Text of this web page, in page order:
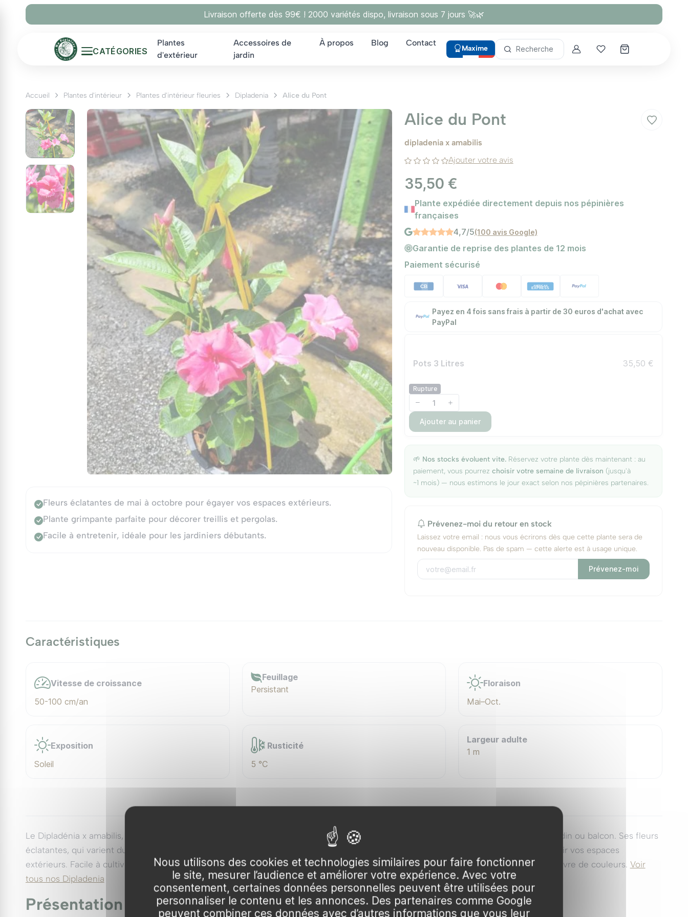
Livraison offerte dès 99€ ! 2000 variétés dispo, livraison sous 7 jours 🚀🌿
CATÉGORIES
Plantes
d'extérieur
Accessoires de
jardin
À propos Blog Contact
Maxime Recherche AccountMes coups de cœur
Accueil Plantes d'intérieur Plantes d'intérieur fleuries Dipladenia Alice du Pont
Fleurs éclatantes de mai à octobre pour égayer vos espaces extérieurs.
Plante grimpante parfaite pour décorer treillis et pergolas.
Facile à entretenir, idéale pour les jardiniers débutants.
Alice du Pont
dipladenia x amabilis
Ajouter votre avis
35,50 €
Plante expédiée directement depuis nos pépinières
françaises
4,7/5(100 avis Google)
Garantie de reprise des plantes de 12 mois
Paiement sécurisé
Payez en 4 fois sans frais à partir de 30 euros d'achat avec
PayPal
Pots 3 Litres 35,50 €
Rupture
Ajouter au panier
🌱 Nos stocks évoluent vite.Réservez votre plante dès maintenant : au
paiement, vous pourrez choisir votre semaine de livraison (jusqu'à
~1 mois) — nous estimons le jour exact selon nos pépinières partenaires.
Prévenez-moi du retour en stock
Laissez votre email : nous vous écrirons dès que cette plante sera de
nouveau disponible. Pas de spam — cette alerte est à usage unique.
Prévenez-moi
Caractéristiques
Vitesse de croissance
50-100 cm/an
Feuillage
Persistant
Floraison
Mai–Oct.
Exposition
Soleil
Rusticité
5 °C
Largeur adulte
1 m
Le Dipladénia x amabilis, aussi appelé Alice du Pont, est une plante grimpante tropicale qui apporte une touche d'exotisme à votre jardin ou balcon. Ses fleurs
éclatantes, qui varient du blanc pur au rouge intense, et son feuillage dense et brillant font de cette plante un choix idéal pour embellir vos espaces
extérieurs. Facile à cultiver, elle offre une floraison abondante de mai à octobre, transformant votre environnement en un véritable havre de couleurs. Voir
tous nos Dipladenia
Présentation
Panneau de gestion des cookies
Nous utilisons des cookies et technologies similaires pour faire fonctionner
le site, mesurer l’audience et améliorer votre expérience. Avec votre
consentement, certaines données personnelles peuvent être utilisées pour
personnaliser le contenu et les annonces. Des partenaires comme Google
peuvent combiner ces données avec d’autres informations que vous leur